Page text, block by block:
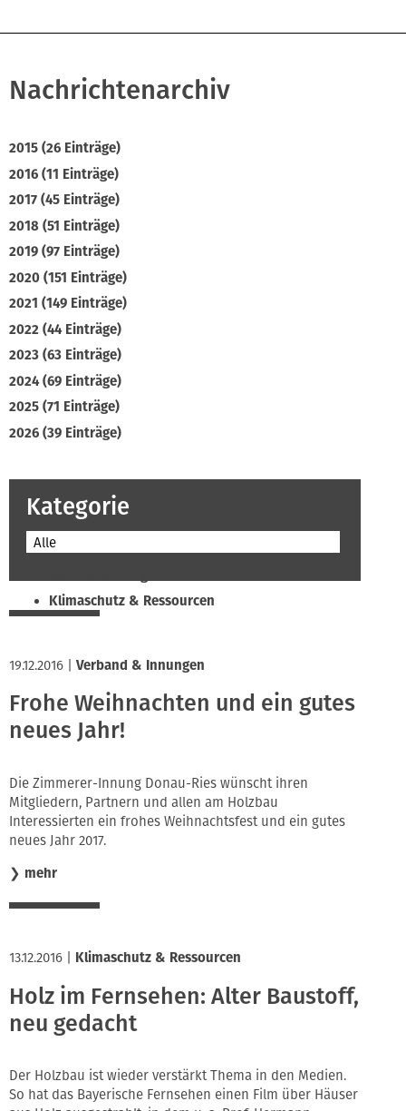
Nachrichtenarchiv
2015 (26 Einträge)
2016 (11 Einträge)
2017 (45 Einträge)
2018 (51 Einträge)
2019 (97 Einträge)
2020 (151 Einträge)
2021 (149 Einträge)
2022 (44 Einträge)
2023 (63 Einträge)
2024 (69 Einträge)
2025 (71 Einträge)
2026 (39 Einträge)
Kategorie
Alle
Klimaschutz & Ressourcen
Soziales & Tarifpolitik
Verband & Innungen
Innung
19.12.2016 Verband & Innungen
Frohe Weihnachten und ein gutes
neues Jahr!
Die Zimmerer-Innung Donau-Ries wünscht ihren
Mitgliedern, Partnern und allen am Holzbau
Interessierten ein frohes Weihnachtsfest und ein gutes
neues Jahr 2017.
❯ mehr
13.12.2016 Klimaschutz & Ressourcen
Holz im Fernsehen: Alter Baustoff,
neu gedacht
Der Holzbau ist wieder verstärkt Thema in den Medien.
So hat das Bayerische Fernsehen einen Film über Häuser